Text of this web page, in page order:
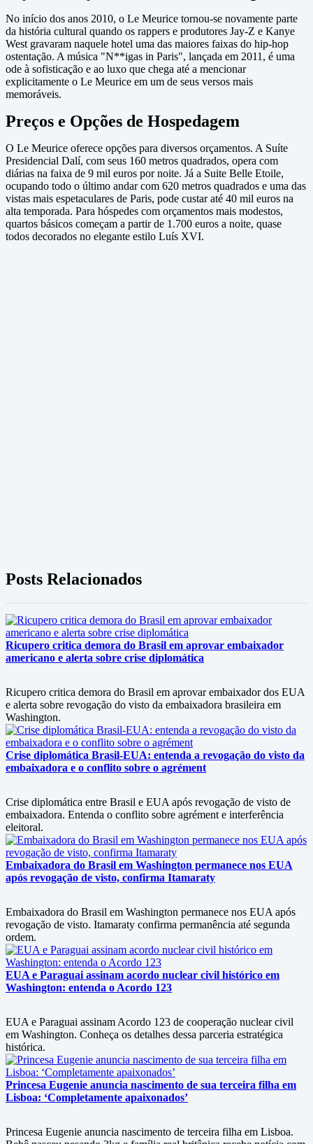
No início dos anos 2010, o Le Meurice tornou-se novamente parte
da história cultural quando os rappers e produtores Jay-Z e Kanye
West gravaram naquele hotel uma das maiores faixas do hip-hop
ostentação. A música "N**igas in Paris", lançada em 2011, é uma
ode à sofisticação e ao luxo que chega até a mencionar
explicitamente o Le Meurice em um de seus versos mais
memoráveis.
Preços e Opções de Hospedagem
O Le Meurice oferece opções para diversos orçamentos. A Suíte
Presidencial Dalí, com seus 160 metros quadrados, opera com
diárias na faixa de 9 mil euros por noite. Já a Suite Belle Etoile,
ocupando todo o último andar com 620 metros quadrados e uma das
vistas mais espetaculares de Paris, pode custar até 40 mil euros na
alta temporada. Para hóspedes com orçamentos mais modestos,
quartos básicos começam a partir de 1.700 euros a noite, quase
todos decorados no elegante estilo Luís XVI.
Posts Relacionados
Ricupero critica demora do Brasil em aprovar embaixador
americano e alerta sobre crise diplomática
Ricupero critica demora do Brasil em aprovar embaixador dos EUA
e alerta sobre revogação do visto da embaixadora brasileira em
Washington.
Crise diplomática Brasil-EUA: entenda a revogação do visto da
embaixadora e o conflito sobre o agrément
Crise diplomática entre Brasil e EUA após revogação de visto de
embaixadora. Entenda o conflito sobre agrément e interferência
eleitoral.
Embaixadora do Brasil em Washington permanece nos EUA
após revogação de visto, confirma Itamaraty
Embaixadora do Brasil em Washington permanece nos EUA após
revogação de visto. Itamaraty confirma permanência até segunda
ordem.
EUA e Paraguai assinam acordo nuclear civil histórico em
Washington: entenda o Acordo 123
EUA e Paraguai assinam Acordo 123 de cooperação nuclear civil
em Washington. Conheça os detalhes dessa parceria estratégica
histórica.
Princesa Eugenie anuncia nascimento de sua terceira filha em
Lisboa: ‘Completamente apaixonados’
Princesa Eugenie anuncia nascimento de terceira filha em Lisboa.